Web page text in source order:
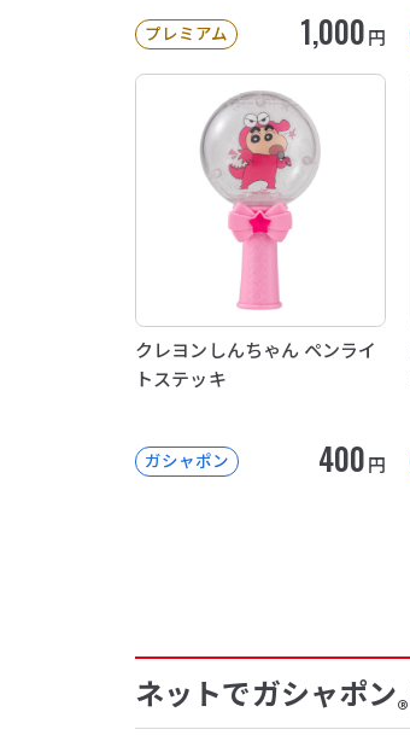
プレミアム 1,000円
クレヨンしんちゃん ペンライ
トステッキ
ガシャポン 400円
ネットでガシャポン®